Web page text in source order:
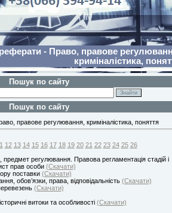
- Право, правове
криміналістика,
Пошук по сайту
Пошук по сайту
правове регулювання, криміналістика, поняття
12 13 14 15 16 17 18 19 20 21 22 23 24 25 26
предмет регулювання. Правова регламентація стадій і
прав особи (Скачати)
поставки (Скачати)
обов’язки, права, відповідальність (Скачати)
(Скачати)
витоки та особливості (Скачати)